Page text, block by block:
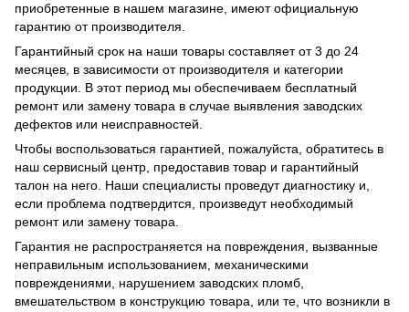
приобретенные в нашем магазине, имеют официальную
гарантию от производителя.
Гарантийный срок на наши товары составляет от 3 до 24
месяцев, в зависимости от производителя и категории
продукции. В этот период мы обеспечиваем бесплатный
ремонт или замену товара в случае выявления заводских
дефектов или неисправностей.
Чтобы воспользоваться гарантией, пожалуйста, обратитесь в
наш сервисный центр, предоставив товар и гарантийный
талон на него. Наши специалисты проведут диагностику и,
если проблема подтвердится, произведут необходимый
ремонт или замену товара.
Гарантия не распространяется на повреждения, вызванные
неправильным использованием, механическими
повреждениями, нарушением заводских пломб,
вмешательством в конструкцию товара, или те, что возникли в